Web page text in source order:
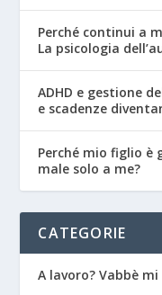
Perché continui a
La psicologia
ADHD e gestione
e scadenze
Perché mio figlio
male solo a me?
CATEGORIE
A lavoro? Vabbè